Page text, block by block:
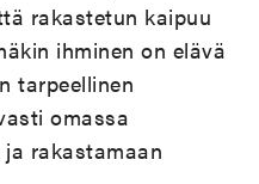
rakastetun kaipuu
ihminen on elävä
tarpeellinen
omassa
rakastamaan